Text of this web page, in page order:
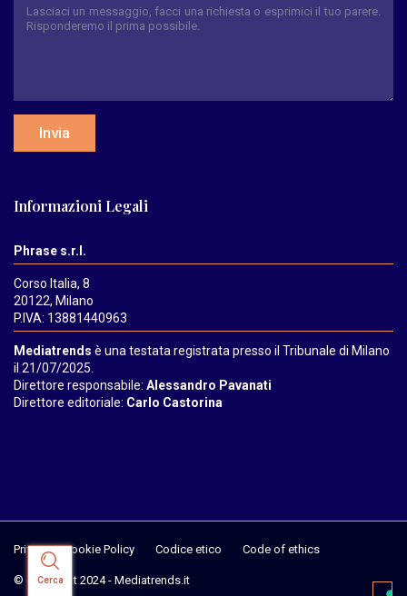
Cerca
Invia
Informazioni Legali
Phrase s.r.l.
Corso Italia, 8
20122, Milano
P.IVA: 13881440963
Mediatrends è una testata registrata presso il Tribunale di Milano
il 21/07/2025.
Direttore responsabile: Alessandro Pavanati
Direttore editoriale: Carlo Castorina
Privacy & Cookie Policy Codice etico Code of ethics
© Copyright 2024 - Mediatrends.it